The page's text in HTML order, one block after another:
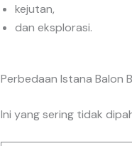
kejutan,
dan eksplorasi.
Perbedaan Istana Balon
Ini yang sering tidak